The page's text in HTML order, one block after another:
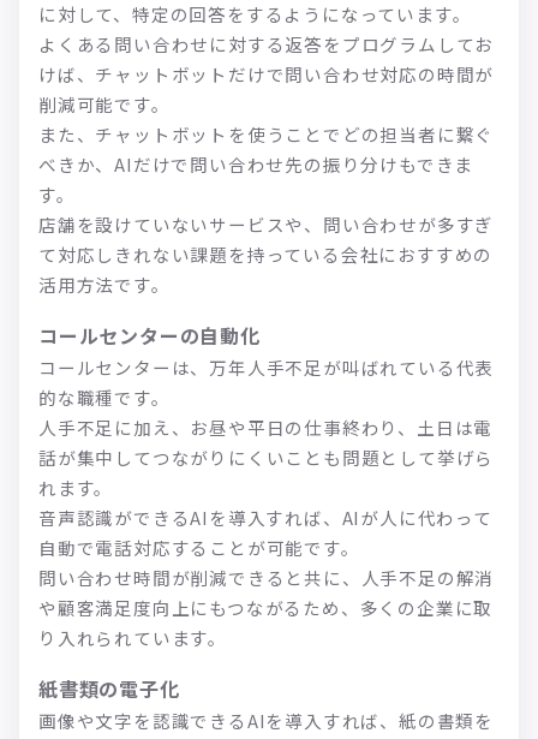
に対して、特定の回答をするようになっています。
よくある問い合わせに対する返答をプログラムしてお
けば、チャットボットだけで問い合わせ対応の時間が
削減可能です。
また、チャットボットを使うことでどの担当者に繋ぐ
べきか、AIだけで問い合わせ先の振り分けもできま
す。
店舗を設けていないサービスや、問い合わせが多すぎ
て対応しきれない課題を持っている会社におすすめの
活用方法です。
コールセンターの自動化
コールセンターは、万年人手不足が叫ばれている代表
的な職種です。
人手不足に加え、お昼や平日の仕事終わり、土日は電
話が集中してつながりにくいことも問題として挙げら
れます。
音声認識ができるAIを導入すれば、AIが人に代わって
自動で電話対応することが可能です。
問い合わせ時間が削減できると共に、人手不足の解消
や顧客満足度向上にもつながるため、多くの企業に取
り入れられています。
紙書類の電子化
画像や文字を認識できるAIを導入すれば、紙の書類を